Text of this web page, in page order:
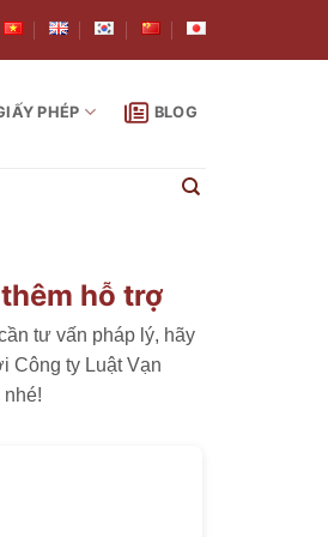
PHÉP BLOG
hỗ trợ
tư vấn pháp lý, hãy
Công ty Luật Vạn
nhé!